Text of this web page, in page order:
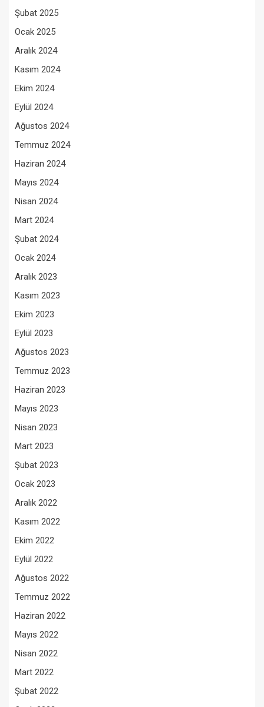
Şubat 2025
Ocak 2025
Aralık 2024
Kasım 2024
Ekim 2024
Eylül 2024
Ağustos 2024
Temmuz 2024
Haziran 2024
Mayıs 2024
Nisan 2024
Mart 2024
Şubat 2024
Ocak 2024
Aralık 2023
Kasım 2023
Ekim 2023
Eylül 2023
Ağustos 2023
Temmuz 2023
Haziran 2023
Mayıs 2023
Nisan 2023
Mart 2023
Şubat 2023
Ocak 2023
Aralık 2022
Kasım 2022
Ekim 2022
Eylül 2022
Ağustos 2022
Temmuz 2022
Haziran 2022
Mayıs 2022
Nisan 2022
Mart 2022
Şubat 2022